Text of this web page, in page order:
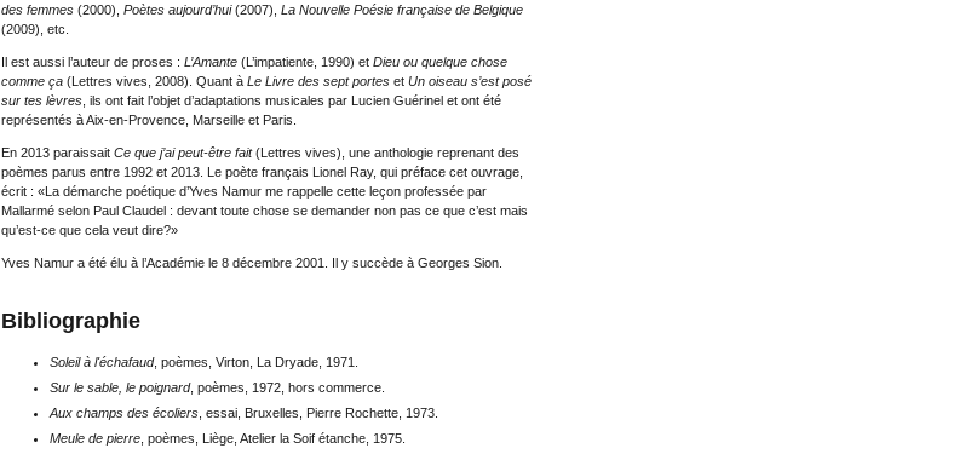
des femmes (2000), Poètes aujourd’hui(2007), La Nouvelle Poésie française de Belgique
(2009), etc.
Il est aussi l’auteur de proses : L’Amante (L’impatiente, 1990) et Dieu ou quelque chose
comme ça (Lettres vives, 2008). Quant à Le Livre des sept portes et Un oiseau s’est posé
sur tes lèvres , ils ont fait l’objet d’adaptations musicales par Lucien Guérinel et ont été
représentés à Aix-en-Provence, Marseille et Paris.
En 2013 paraissait Ce que j’ai peut-être fait(Lettres vives), une anthologie reprenant des
poèmes parus entre 1992 et 2013. Le poète français Lionel Ray, qui préface cet ouvrage,
écrit : «La démarche poétique d’Yves Namur me rappelle cette leçon professée par
Mallarmé selon Paul Claudel : devant toute chose se demander non pas ce que c’est mais
qu’est-ce que cela veut dire?»
Yves Namur a été élu à l’Académie le 8 décembre 2001. Il y succède à Georges Sion.
Bibliographie
Soleil à l'échafaud, poèmes, Virton, La Dryade, 1971.
Sur le sable, le poignard, poèmes, 1972, hors commerce.
Aux champs des écoliers , essai, Bruxelles, Pierre Rochette, 1973.
Meule de pierre , poèmes, Liège, Atelier la Soif étanche, 1975.